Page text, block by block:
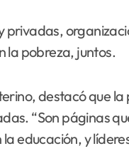
la pobreza, juntos.
destacó que
“Son páginas
educación, y